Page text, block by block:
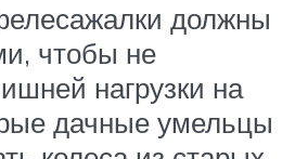
должны
чтобы не
нагрузки на
дачные умельцы